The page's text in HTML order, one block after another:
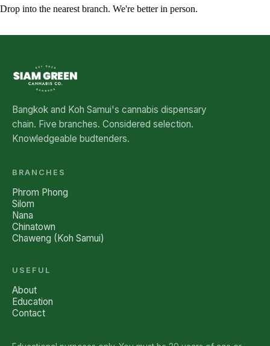
Drop into the nearest branch. We're better in person.
Bangkok and Koh Samui's cannabis dispensary
chain. Five branches. Considered selection.
Knowledgeable budtenders.
BRANCHES
Phrom Phong
Silom
Nana
Chinatown
Chaweng (Koh Samui)
USEFUL
About
Education
Contact